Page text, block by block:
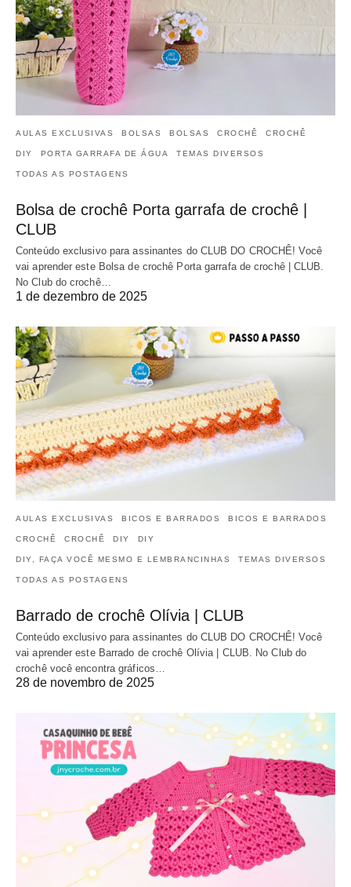
AULAS EXCLUSIVAS BOLSAS BOLSAS CROCHÊ CROCHÊ
DIY PORTA GARRAFA DE ÁGUA TEMAS DIVERSOS
TODAS AS POSTAGENS
Bolsa de crochê Porta garrafa de crochê |
CLUB
Conteúdo exclusivo para assinantes do CLUB DO CROCHÊ! Você
vai aprender este Bolsa de crochê Porta garrafa de crochê | CLUB.
No Club do crochê…
1 de dezembro de 2025
AULAS EXCLUSIVAS BICOS E BARRADOS BICOS E BARRADOS
CROCHÊ CROCHÊ DIY DIY
DIY, FAÇA VOCÊ MESMO E LEMBRANCINHAS TEMAS DIVERSOS
TODAS AS POSTAGENS
Barrado de crochê Olívia | CLUB
Conteúdo exclusivo para assinantes do CLUB DO CROCHÊ! Você
vai aprender este Barrado de crochê Olívia | CLUB. No Club do
crochê você encontra gráficos…
28 de novembro de 2025